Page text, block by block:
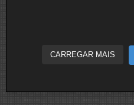
CARREGAR MAIS